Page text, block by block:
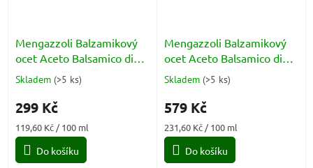
Mengazzoli Balzamikový
ocet Aceto Balsamico di
Modena IGP Calamaio
Senso Rosa 250ml
Průměrné
produktu
5,0
5
Skladem (>5 ks)
299 Kč
Měrná
cena:
119,60 Kč / 100 ml
Do košíku
Mengazzoli Balzamikový
ocet Aceto Balsamico di
Modena IGP Calamaio
Senso Verde Oliva 250ml
Průměrné
produktu
5,0
5
Skladem (>5 ks)
579 Kč
Měrná
cena:
231,60 Kč / 100 ml
Do košíku